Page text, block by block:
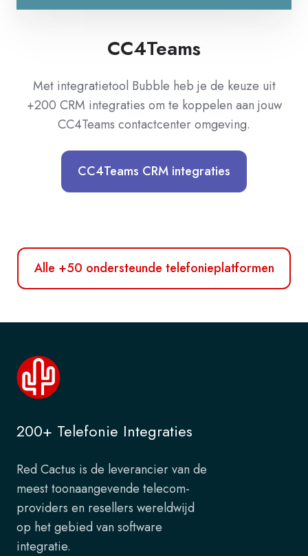
CC4Teams
Met integratietool Bubble heb je de keuze uit
+200 CRM integraties om te koppelen aan jouw
CC4Teams contactcenter omgeving.
CC4Teams CRM integraties
Alle +50 ondersteunde telefonieplatformen
200+ Telefonie Integraties
Red Cactus is de leverancier van de
meest toonaangevende telecom-
providers en resellers wereldwijd
op het gebied van software
integratie.